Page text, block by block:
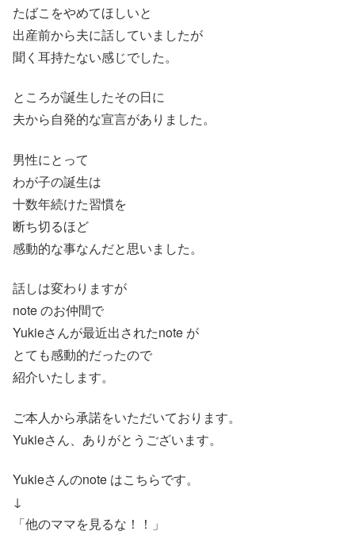
たばこをやめてほしいと
出産前から夫に話していましたが
聞く耳持たない感じでした。
ところが誕生したその日に
夫から自発的な宣言がありました。
男性にとって
わが子の誕生は
十数年続けた習慣を
断ち切るほど
感動的な事なんだと思いました。
話しは変わりますが
note のお仲間で
Yukieさんが最近出されたnote が
とても感動的だったので
紹介いたします。
ご本人から承諾をいただいております。
Yukieさん、ありがとうございます。
Yukieさんのnote はこちらです。
↓
「他のママを見るな！！」